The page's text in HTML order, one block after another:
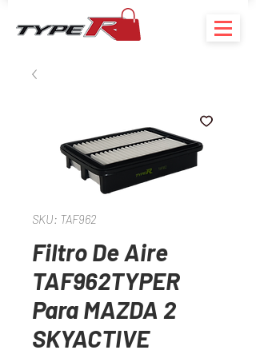
SKU: TAF962
Filtro De Aire
TAF962TYPER
Para MAZDA 2
SKYACTIVE